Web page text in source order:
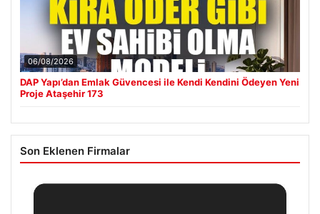
06/08/2026
DAP Yapı’dan Emlak Güvencesi ile Kendi Kendini Ödeyen Yeni
Proje Ataşehir 173
Son Eklenen Firmalar